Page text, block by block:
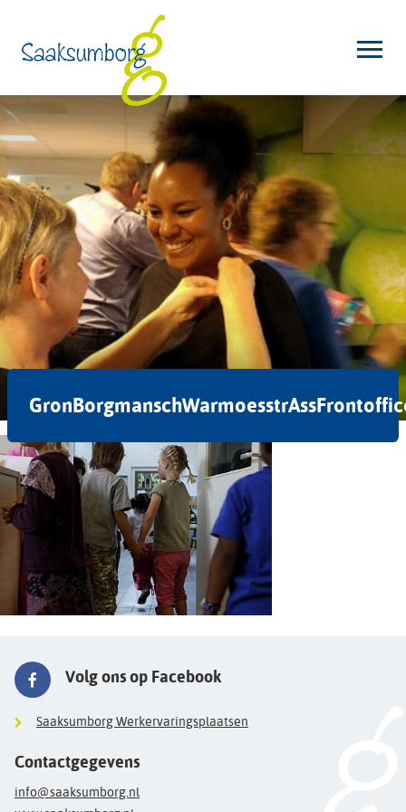
Volg ons op Facebook
Saaksumborg Werkervaringsplaatsen
Contactgegevens
info@saaksumborg.nl